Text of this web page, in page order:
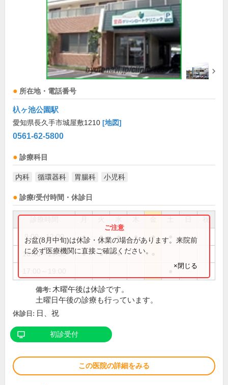
所在地・電話番号
杁ヶ池公園駅
愛知県長久手市城屋敷1210 [地図]
0561-62-5800
診療科目
内科 循環器科 胃腸科 小児科
診療/受付時間・休診日
祝
9:00～12:00 ● ● ● ● ●
16:30～19:30 ● ● ●
お盆(8月中旬)は休診・休業の場合があります。来院前
に必ず医療機関に直接ご確認ください。
×閉じる
備考: 木曜午後は休診です。
土曜日午後の診療も行っています。
休診日: 日、祝
初診受付
この医院の詳細をみる